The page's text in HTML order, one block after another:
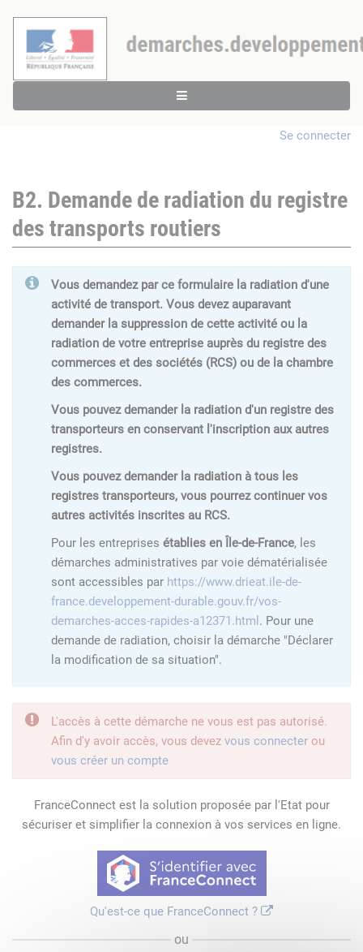
Se connecter
B2. Demande de radiation du registre
des transports routiers
Vous demandez par ce formulaire la radiation d'une
activité de transport. Vous devez auparavant
demander la suppression de cette activité ou la
radiation de votre entreprise auprès du registre des
commerces et des sociétés (RCS) ou de la chambre
des commerces.
Vous pouvez demander la radiation d'un registre des
transporteurs en conservant l'inscription aux autres
registres.
Vous pouvez demander la radiation à tous les
registres transporteurs, vous pourrez continuer vos
autres activités inscrites au RCS.
Pour les entreprises établies en Île-de-France, les
démarches administratives par voie dématérialisée
sont accessibles par https://www.drieat.ile-de-
france.developpement-durable.gouv.fr/vos-
demarches-acces-rapides-a12371.html . Pour une
demande de radiation, choisir la démarche "Déclarer
la modification de sa situation".
L'accès à cette démarche ne vous est pas autorisé.
Afin d'y avoir accès, vous devez vous connecter ou
vous créer un compte
FranceConnect est la solution proposée par l'Etat pour
sécuriser et simplifier la connexion à vos services en ligne.
Qu'est-ce que FranceConnect ?
ou